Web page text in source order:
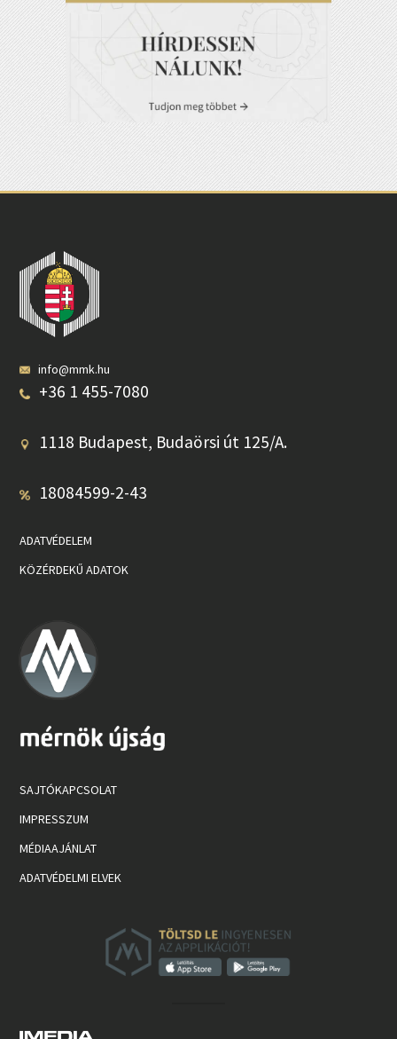
info@mmk.hu
+36 1 455-7080
1118 Budapest, Budaörsi út 125/A.
18084599-2-43
ADATVÉDELEM
KÖZÉRDEKŰ ADATOK
SAJTÓKAPCSOLAT
IMPRESSZUM
MÉDIAAJÁNLAT
ADATVÉDELMI ELVEK